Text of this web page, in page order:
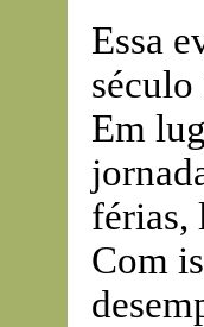
Essa
Em
férias,
Com